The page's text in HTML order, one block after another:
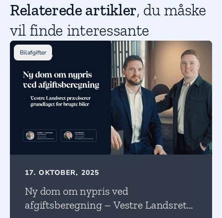
Relaterede artikler, du måske
vil finde interessante
Bilafgifter
17. OKTOBER, 2025
Ny dom om nypris ved
afgiftsberegning – Vestre Landsret